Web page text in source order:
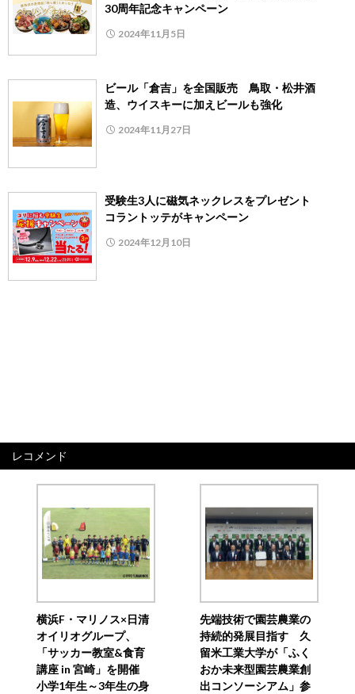
30周年記念キャンペーン
2024年11月5日
ビール「倉吉」を全国販売 鳥取・松井酒
造、ウイスキーに加えビールも強化
2024年11月27日
受験生3人に磁気ネックレスをプレゼント
コラントッテがキャンペーン
2024年12月10日
レコメンド
横浜F・マリノス×日清
オイリオグループ、
「サッカー教室&食育
講座 in 宮崎」を開催
小学1年生～3年生の身
先端技術で園芸農業の
持続的発展目指す 久
留米工業大学が「ふく
おか未来型園芸農業創
出コンソーシアム」参